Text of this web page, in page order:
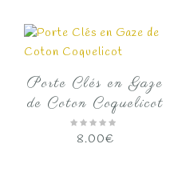
Porte Clés en Gaze
de Coton Coquelicot
8.00€